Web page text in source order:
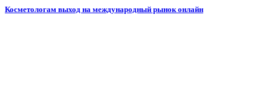
Косметологам выход на международный рынок онлайн